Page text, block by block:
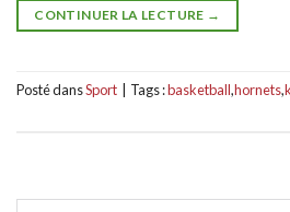
CONTINUER LA LECTURE →
Posté dansSport Tags :basketball,hornets,